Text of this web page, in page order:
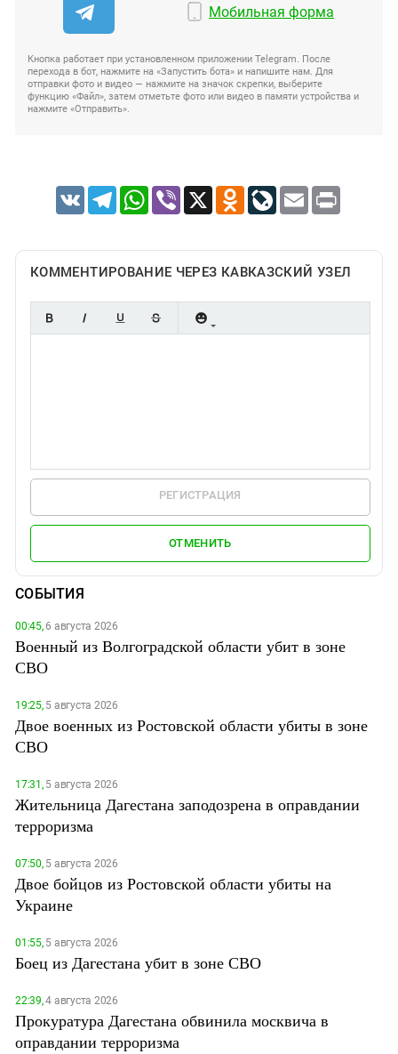
Мобильная форма
Кнопка работает при установленном приложении Telegram. После
перехода в бот, нажмите на «Запустить бота» и напишите нам. Для
отправки фото и видео — нажмите на значок скрепки, выберите
функцию «Файл», затем отметьте фото или видео в памяти устройства и
нажмите «Отправить».
VK TelegramWhatsApp
Viber X Odnoklassniki
LiveJournal
Email Print
КОММЕНТИРОВАНИЕ ЧЕРЕЗ КАВКАЗСКИЙ УЗЕЛ
РЕГИСТРАЦИЯ
ОТМЕНИТЬ
СОБЫТИЯ
00:45,6 августа 2026
Военный из Волгоградской области убит в зоне
СВО
19:25,5 августа 2026
Двое военных из Ростовской области убиты в зоне
СВО
17:31,5 августа 2026
Жительница Дагестана заподозрена в оправдании
терроризма
07:50,5 августа 2026
Двое бойцов из Ростовской области убиты на
Украине
01:55,5 августа 2026
Боец из Дагестана убит в зоне СВО
22:39,4 августа 2026
Прокуратура Дагестана обвинила москвича в
оправдании терроризма